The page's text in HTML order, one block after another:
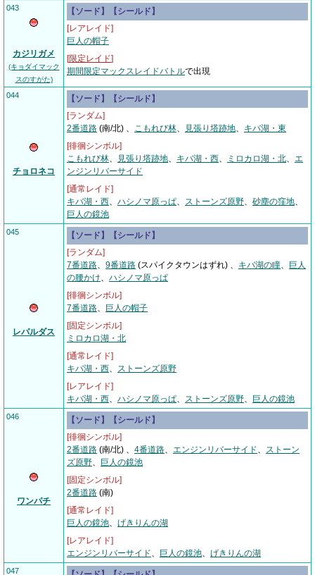
043
カジリガメ
(キョダイマック
スのすがた)
【ソード】【シールド】
[レアレイド]
巨人の帽子
[限定レイド]
期間限定マックスレイドバトルで出現
044
チョロネコ
【ソード】【シールド】
[ランダム]
2番道路 (南/北) 、 こもれび林、 見張り塔跡地、 キバ湖・東
[徘徊シンボル]
こもれび林、 見張り塔跡地、 キバ湖・西、 ミロカロ湖・北、 エ
ンジンリバーサイド
[通常レイド]
キバ湖・西、 ハシノマ原っぱ、 ストーンズ原野、 砂塵の窪地、
巨人の鏡池
045
レパルダス
【ソード】【シールド】
[ランダム]
7番道路、 9番道路 (スパイクタウンはずれ) 、 キバ湖の瞳、
巨人
の腰かけ、 ハシノマ原っぱ
[徘徊シンボル]
7番道路、
巨人の帽子
[固定シンボル]
ミロカロ湖・北
[通常レイド]
キバ湖・西、 ストーンズ原野
[レアレイド]
キバ湖・西、 ハシノマ原っぱ、 ストーンズ原野、 巨人の鏡池
046
ワンパチ
【ソード】【シールド】
[徘徊シンボル]
2番道路 (南/北) 、 4番道路、 エンジンリバーサイド、 ストーン
ズ原野、
巨人の鏡池
[固定シンボル]
2番道路 (南)
[通常レイド]
巨人の鏡池、 げきりんの湖
[レアレイド]
エンジンリバーサイド、 巨人の鏡池、 げきりんの湖
047